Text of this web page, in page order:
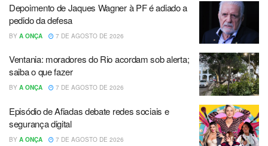
Depoimento de Jaques Wagner à PF é adiado a
pedido da defesa
BY A ONÇA 7 DE AGOSTO DE 2026
Ventania: moradores do Rio acordam sob alerta;
saiba o que fazer
BY A ONÇA 7 DE AGOSTO DE 2026
Episódio de Afiadas debate redes sociais e
segurança digital
BY A ONÇA 7 DE AGOSTO DE 2026